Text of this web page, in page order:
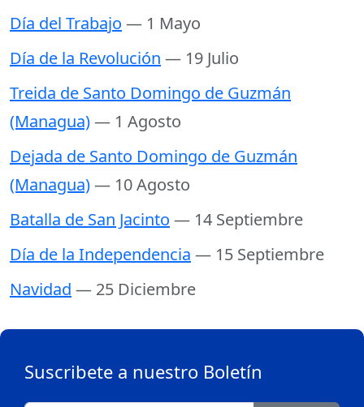
Día del Trabajo — 1 Mayo
Día de la Revolución — 19 Julio
Treida de Santo Domingo de Guzmán
(Managua)— 1 Agosto
Dejada de Santo Domingo de Guzmán
(Managua)— 10 Agosto
Batalla de San Jacinto — 14 Septiembre
Día de la Independencia — 15 Septiembre
Navidad — 25 Diciembre
Suscribete a nuestro Boletín